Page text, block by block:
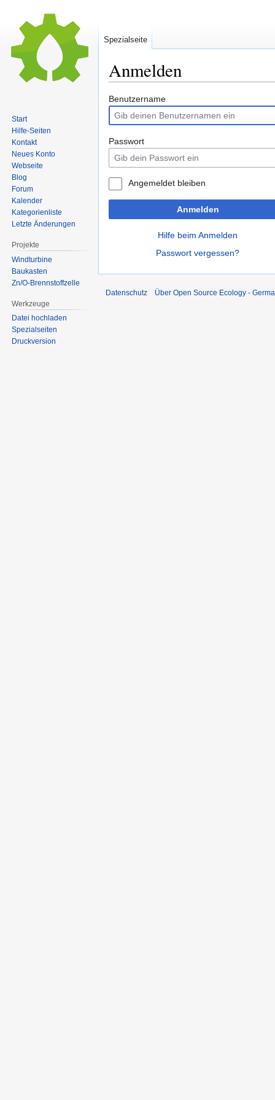
Anmelden
Zur
Navigation
springen
Zur
Suche
springen
Benutzername
Passwort
Angemeldet bleiben
Anmelden
Hilfe beim Anmelden
Passwort vergessen?
Spezialseite
Start
Hilfe-Seiten
Kontakt
Neues Konto
Webseite
Blog
Forum
Kalender
Kategorienliste
Letzte Änderungen
Projekte
Windturbine
Baukasten
Zn/O-Brennstoffzelle
Werkzeuge
Datei hochladen
Spezialseiten
Druckversion
Datenschutz Über Open Source Ecology -